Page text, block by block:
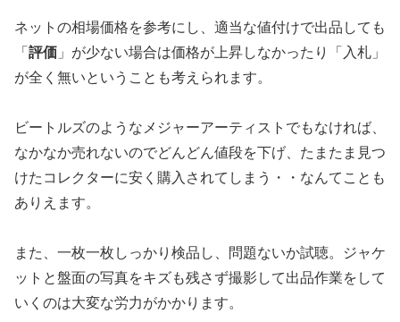
ネットの相場価格を参考にし、適当な値付けで出品しても
「 評価 」が少ない場合は価格が上昇しなかったり「入札」
が全く無いということも考えられます。
ビートルズのようなメジャーアーティストでもなければ、
なかなか売れないのでどんどん値段を下げ、たまたま見つ
けたコレクターに安く購入されてしまう・・なんてことも
ありえます。
また、一枚一枚しっかり検品し、問題ないか試聴。ジャケ
ットと盤面の写真をキズも残さず撮影して出品作業をして
いくのは大変な労力がかかります。